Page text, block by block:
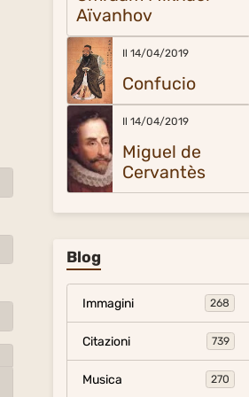
Aïvanhov
Il 14/04/2019
Confucio
Il 14/04/2019
Miguel de
Cervantès
Blog
Immagini 268
Citazioni 739
Musica 270